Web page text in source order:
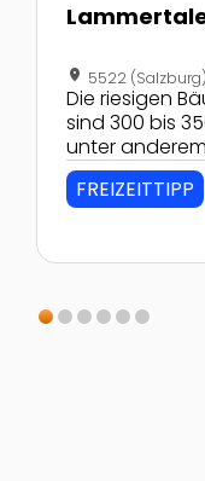
location_on 5522 (Salzburg)
Die riesigen
sind 300 bis
unter
"Lammertaler
FREIZEITTIPP